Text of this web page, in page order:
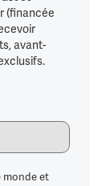
(financée
avant-
monde et